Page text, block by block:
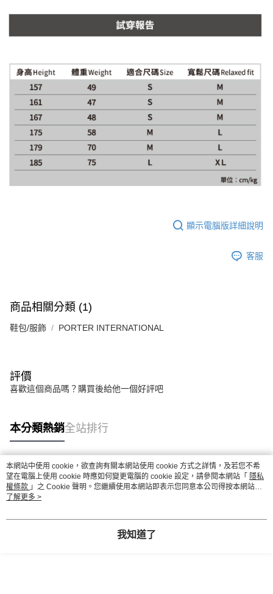
顯示電腦版詳細說明
客服
商品相關分類 (1)
鞋包/服飾 PORTER INTERNATIONAL
評價
喜歡這個商品嗎？購買後給他一個好評吧
本分類熱銷全站排行
熱門標籤
本網站中使用 cookie，欲查詢有關本網站使用 cookie 方式之詳情，及若您不希
望在電腦上使用 cookie 時應如何變更電腦的 cookie 設定，請參閱本網站「 隱私
權條款 」之 Cookie 聲明。您繼續使用本網站即表示您同意本公司得按本網站使
用條款之 Cookie 聲明使用 cookie。
了解更多 >
我知道了